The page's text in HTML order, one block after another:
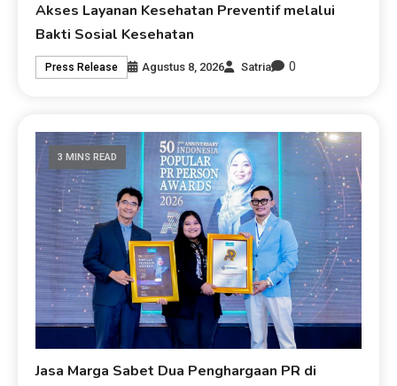
Akses Layanan Kesehatan Preventif melalui
Bakti Sosial Kesehatan
Press Release Agustus 8, 2026 Satria 0
3 MINS READ
Jasa Marga Sabet Dua Penghargaan PR di